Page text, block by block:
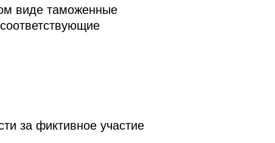
виде таможенные
за фиктивное участие